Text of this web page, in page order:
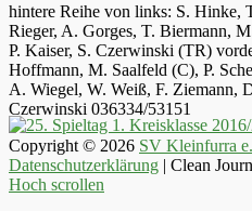
hintere Reihe von links: S. Hinke,
Rieger, A. Gorges, T. Biermann,
P. Kaiser, S. Czerwinski (TR)
Hoffmann, M. Saalfeld (C), P.
A. Wiegel, W. Weiß, F. Ziemann,
Czerwinski 036334/53151
Copyright © 2026 SV Kleinfurra
Datenschutzerklärung | Clean
Hoch scrollen